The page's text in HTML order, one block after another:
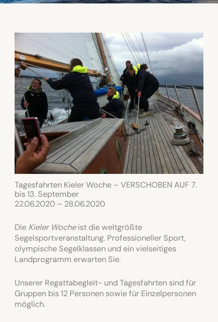
Tagesfahrten Kieler Woche – VERSCHOBEN AUF 7.
bis 13. September
22.06.2020 – 28.06.2020
Die Kieler Wocheist die weltgrößte
Segelsportveranstaltung. Professioneller Sport,
olympische Segelklassen und ein vielseitiges
Landprogramm erwarten Sie.
Unserer Regattabegleit- und Tagesfahrten sind für
Gruppen bis 12 Personen sowie für Einzelpersonen
möglich.